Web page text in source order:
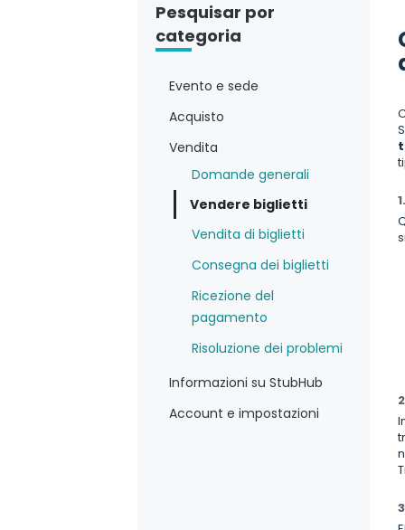
Pesquisar por
categoria
Evento e sede
Acquisto
Vendita
Domande generali
Vendere biglietti
Vendita di biglietti
Consegna dei biglietti
Ricezione del
pagamento
Risoluzione dei problemi
Informazioni su StubHub
Account e impostazioni